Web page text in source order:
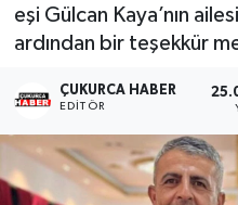
eşi Gülcan Kaya’nın
ardından bir teşekkür
ÇUKURCA HABER
EDITÖR
Hakkari
Siyaset
Son Dakika